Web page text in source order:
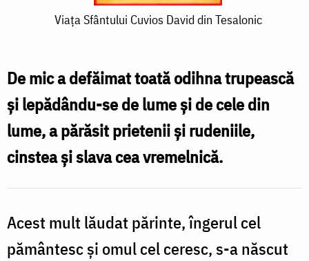
Cuvios
David
din
Tesalonic
Viața Sfântului Cuvios David din Tesalonic
De mic a defăimat toată odihna trupească
și lepădându-se de lume și de cele din
lume, a părăsit prietenii și rudeniile,
cinstea și slava cea vremelnică.
Acest mult lăudat părinte, îngerul cel
pământesc și omul cel ceresc, s-a născut